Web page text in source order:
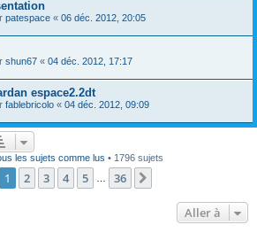
patespace « 06 déc. 2012, 20:05
shun67 « 04 déc. 2012, 17:17
espace2.2dt
fablebricolo « 04 déc. 2012, 09:09
les sujets comme lus • 1796 sujets
1sur36
1 2 3 4 5 … 36
Aller à